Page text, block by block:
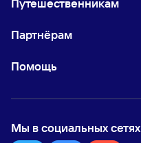
Путешественникам
Партнёрам
Помощь
Мы в социальных сетях